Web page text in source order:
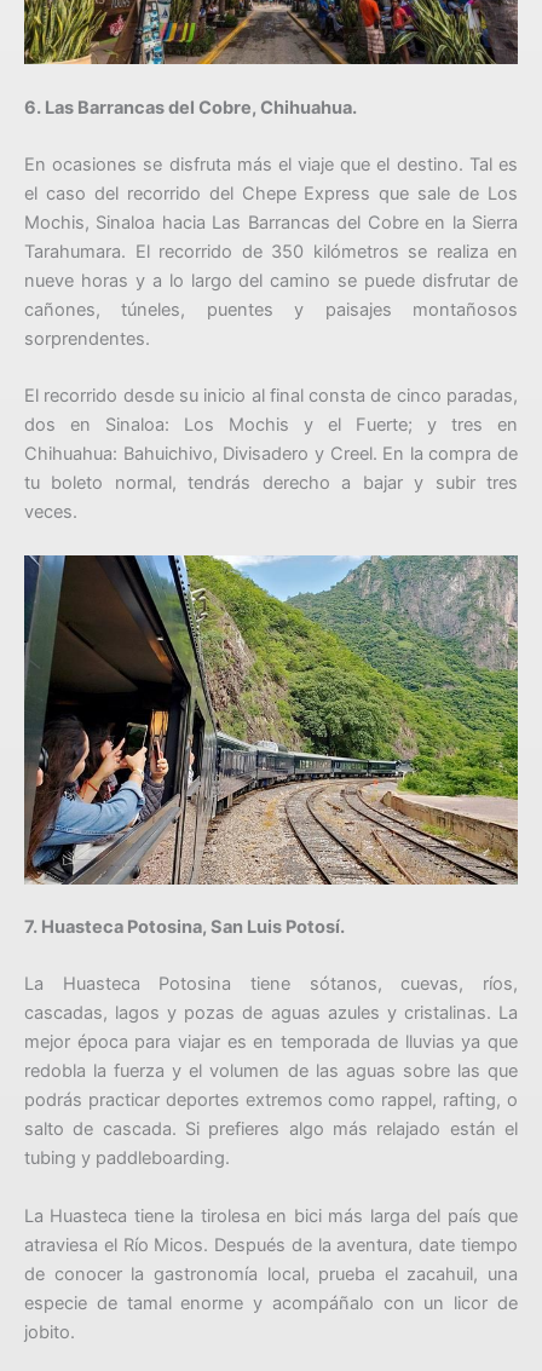
6. Las Barrancas del Cobre, Chihuahua.
En ocasiones se disfruta más el viaje que el destino. Tal es
el caso del recorrido del Chepe Express que sale de Los
Mochis, Sinaloa hacia Las Barrancas del Cobre en la Sierra
Tarahumara. El recorrido de 350 kilómetros se realiza en
nueve horas y a lo largo del camino se puede disfrutar de
cañones, túneles, puentes y paisajes montañosos
sorprendentes.
El recorrido desde su inicio al final consta de cinco paradas,
dos en Sinaloa: Los Mochis y el Fuerte; y tres en
Chihuahua: Bahuichivo, Divisadero y Creel. En la compra de
tu boleto normal, tendrás derecho a bajar y subir tres
veces.
7. Huasteca Potosina, San Luis Potosí.
La Huasteca Potosina tiene sótanos, cuevas, ríos,
cascadas, lagos y pozas de aguas azules y cristalinas. La
mejor época para viajar es en temporada de lluvias ya que
redobla la fuerza y el volumen de las aguas sobre las que
podrás practicar deportes extremos como rappel, rafting, o
salto de cascada. Si prefieres algo más relajado están el
tubing y paddleboarding.
La Huasteca tiene la tirolesa en bici más larga del país que
atraviesa el Río Micos. Después de la aventura, date tiempo
de conocer la gastronomía local, prueba el zacahuil, una
especie de tamal enorme y acompáñalo con un licor de
jobito.